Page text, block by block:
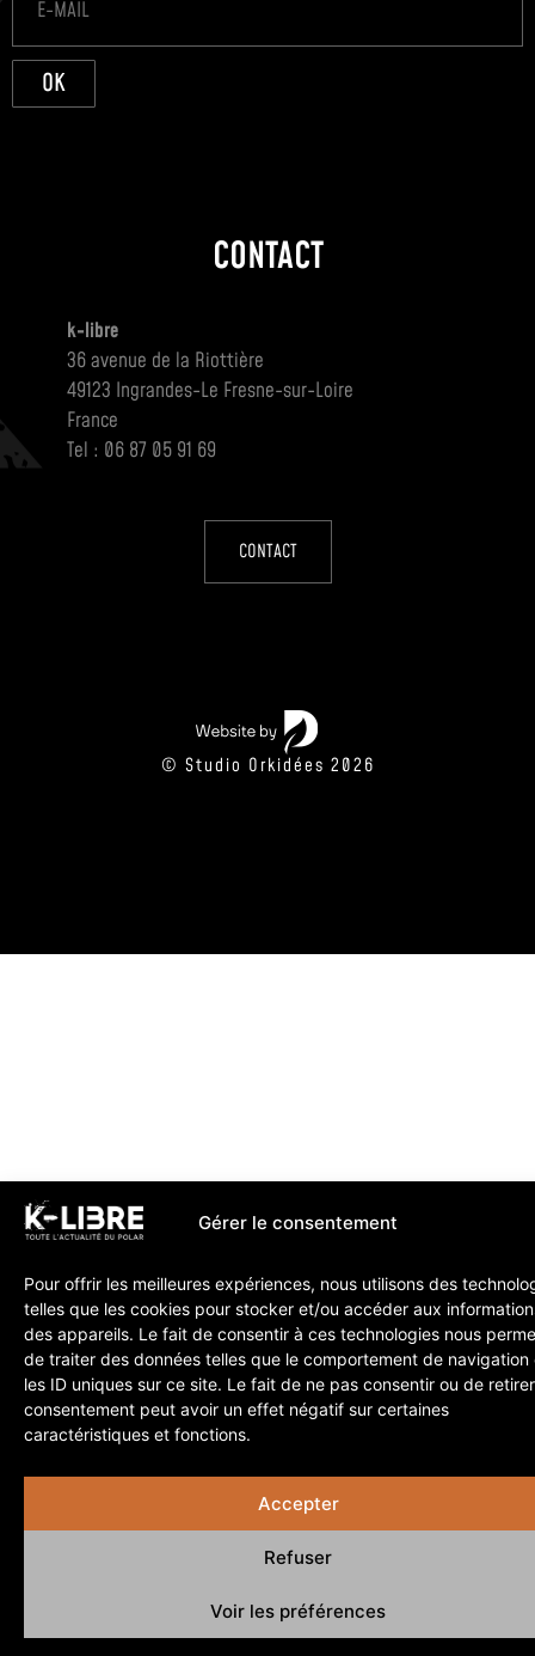
Gérer le consentement
Pour offrir les meilleures expériences, nous utilisons des
telles que les cookies pour stocker et/ou accéder aux
des appareils. Le fait de consentir à ces technologies nous
de traiter des données telles que le comportement de navigation
les ID uniques sur ce site. Le fait de ne pas consentir ou de
consentement peut avoir un effet négatif sur certaines
caractéristiques et fonctions.
Accepter
Refuser
Voir les préférences
OK
CONTACT
k-libre
36 avenue de la Riottière
49123 Ingrandes-Le Fresne-sur-Loire
France
Tel : 06 87 05 91 69
CONTACT
© Studio Orkidées 2026